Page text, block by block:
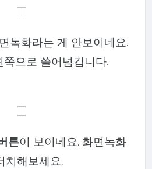
녹화라는 게 안보이네요.
쪽으로 쓸어넘깁니다.
튼이 보이네요. 화면녹화
치해보세요.